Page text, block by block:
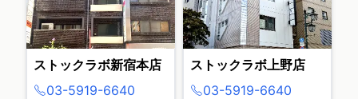
ストックラボ新宿本店
03-5919-6640
ストックラボ上野店
03-5919-6640